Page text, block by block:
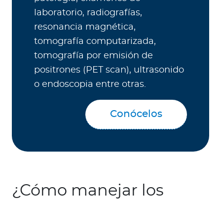
laboratorio, radiografías,
resonancia magnética,
tomografía computarizada,
tomografía por emisión de
positrones (PET scan), ultrasonido
o endoscopia entre otras.
Conócelos
¿Cómo manejar los